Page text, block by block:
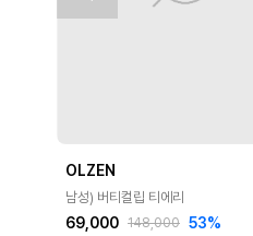
OLZEN
남성) 버티컬립 티에리
69,000 148,000 53%